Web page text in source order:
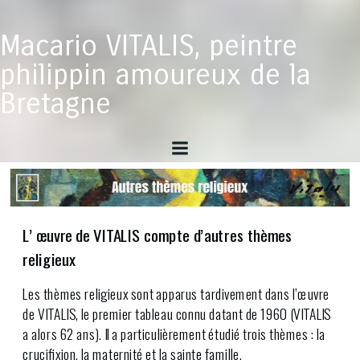
contenu
Macario VITALIS, peintre
philippin amoureux de la
Bretagne
L’ œuvre de VITALIS compte d’autres thèmes
religieux
Les thèmes religieux sont apparus tardivement dans l’œuvre
de VITALIS, le premier tableau connu datant de 1960 (VITALIS
a alors 62 ans). Il a particulièrement étudié trois thèmes : la
crucifixion, la maternité et la sainte famille.